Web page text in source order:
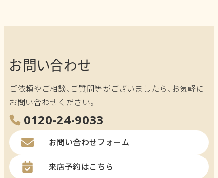
お問い合わせ
ご依頼やご相談、ご質問等がございましたら、お気軽に
お問い合わせください。
0120-24-9033
お問い合わせフォーム
来店予約はこちら